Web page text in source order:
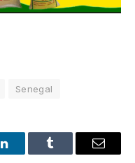
Senegal
LinkedInTumblr Email